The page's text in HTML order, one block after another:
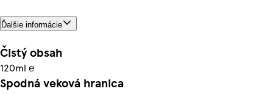
Ďalšie informácie
Čistý obsah
120ml ℮
Spodná veková hranica